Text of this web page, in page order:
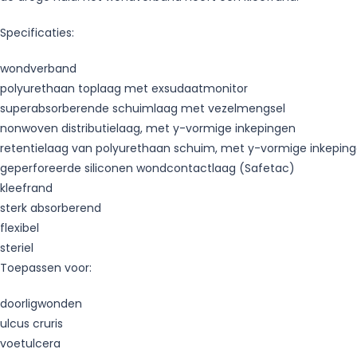
Specificaties:
wondverband
polyurethaan toplaag met exsudaatmonitor
superabsorberende schuimlaag met vezelmengsel
nonwoven distributielaag, met y-vormige inkepingen
retentielaag van polyurethaan schuim, met y-vormige
geperforeerde siliconen wondcontactlaag (Safetac)
kleefrand
sterk absorberend
flexibel
steriel
Toepassen voor:
doorligwonden
ulcus cruris
voetulcera